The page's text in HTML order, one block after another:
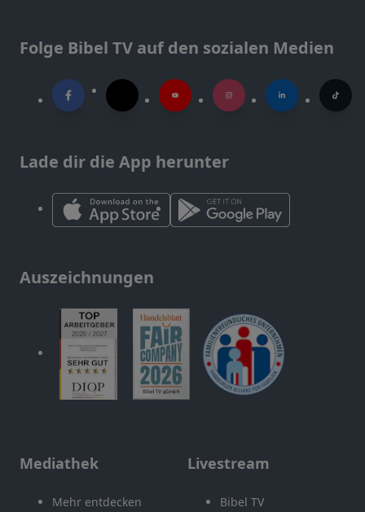
Folge Bibel TV auf den sozialen Medien
Lade dir die App herunter
Auszeichnungen
Mediathek
Mehr entdecken
Livestream
Bibel TV